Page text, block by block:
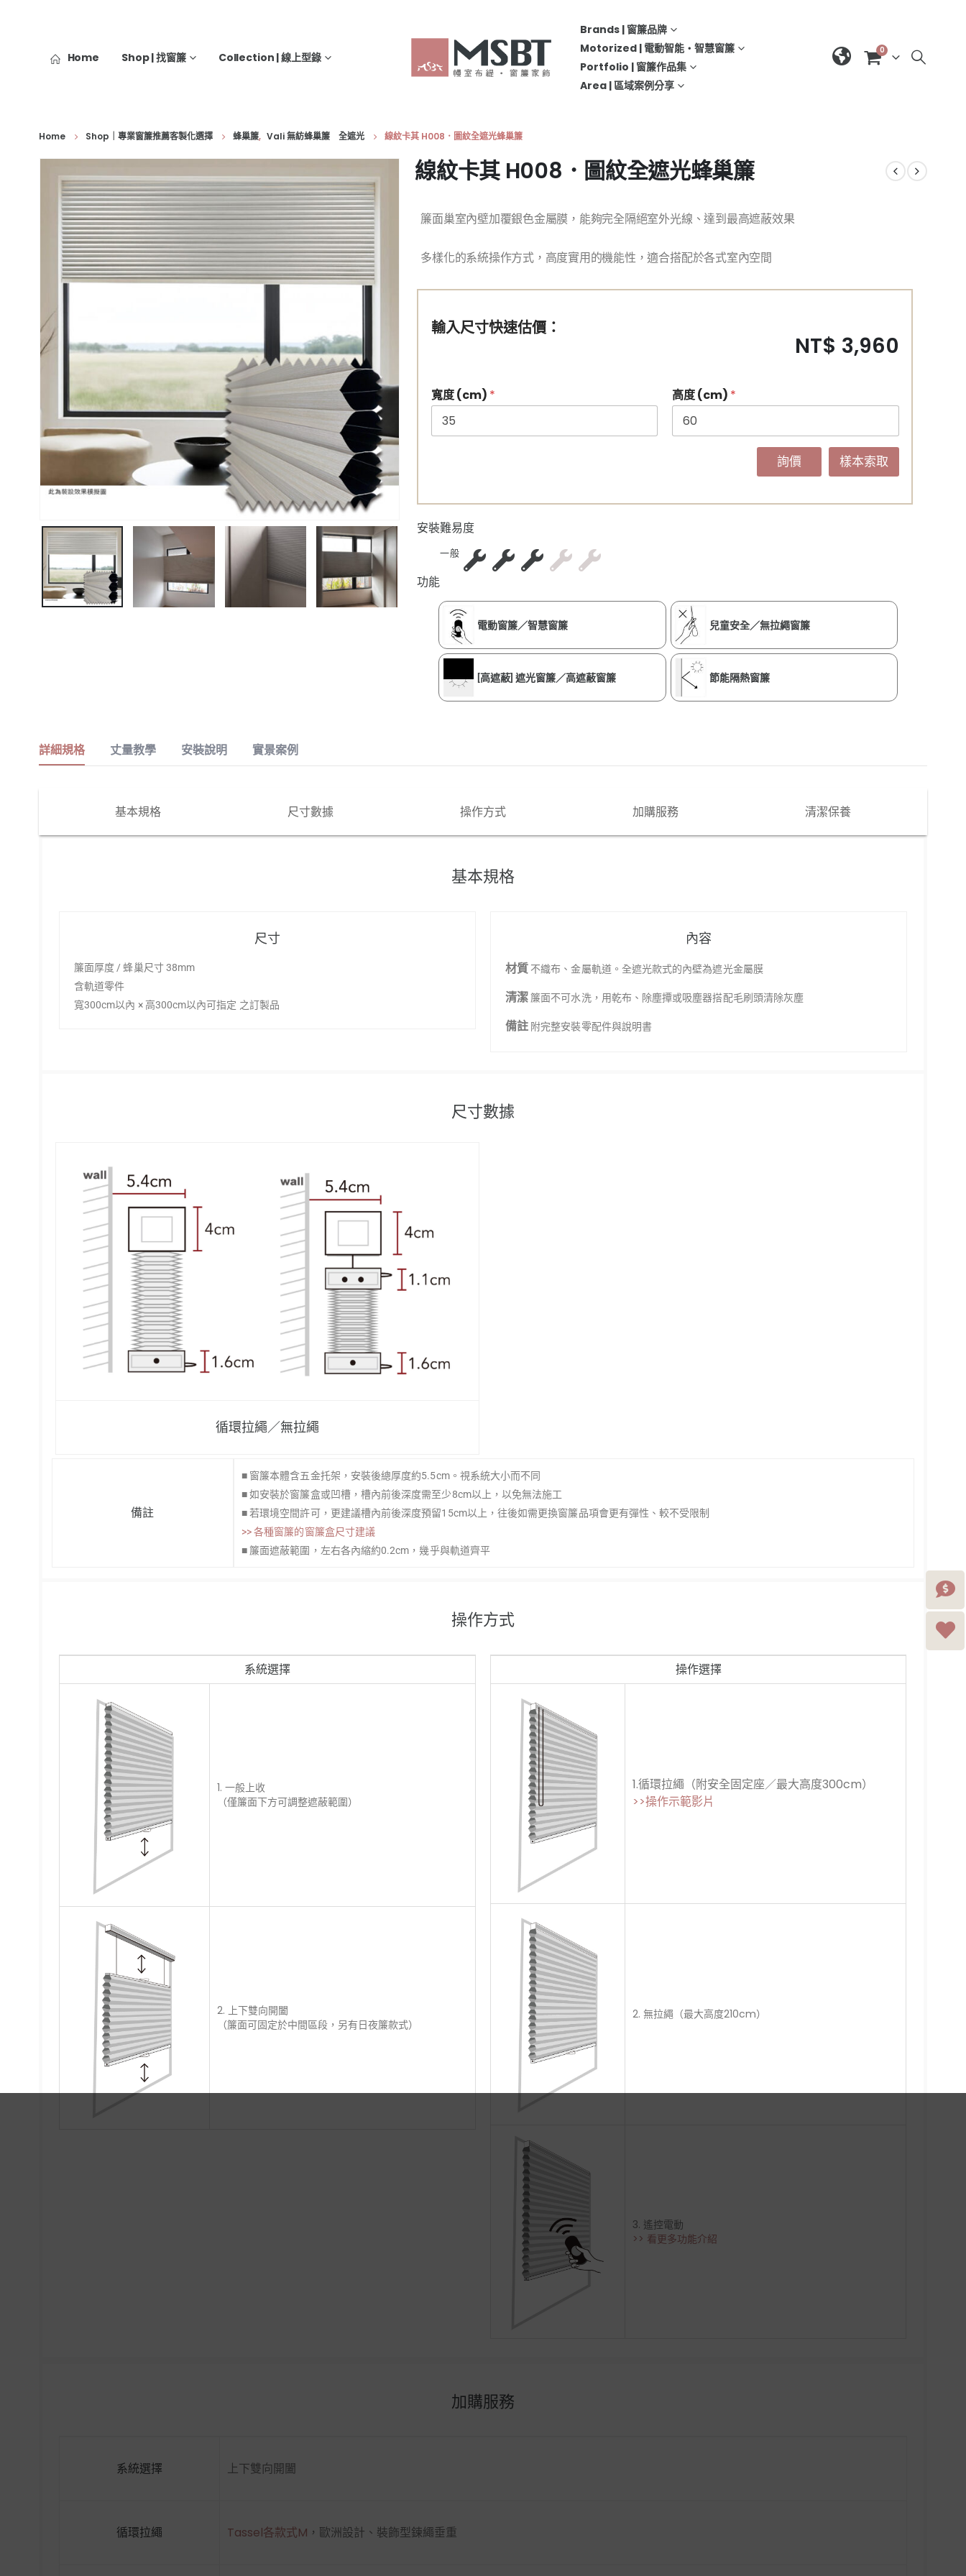
Home Shop | 找窗簾 Collection | 線上型錄
Brands | 窗簾品牌
Motorized | 電動智能‧智慧窗簾
Portfolio | 窗簾作品集
Area | 區域案例分享
0
Home Shop｜專業窗簾推薦客製化選擇 蜂巢簾, Vali 無紡蜂巢簾 全遮光 線紋卡其 H008．圖紋全遮光蜂巢簾
線紋卡其 H008．圖紋全遮光蜂巢簾
簾面巢室內壁加覆銀色金屬膜，能夠完全隔絕室外光線、達到最高遮蔽效果
多樣化的系統操作方式，高度實用的機能性，適合搭配於各式室內空間
輸入尺寸快速估價：
NT$ 3,960
寬度 (cm) * 高度 (cm) *
詢價 樣本索取
安裝難易度
一般
功能
電動窗簾／智慧窗簾 兒童安全／無拉繩窗簾
[高遮蔽] 遮光窗簾／高遮蔽窗簾 節能隔熱窗簾
詳細規格 丈量教學 安裝說明 實景案例
基本規格 尺寸數據 操作方式 加購服務 清潔保養
基本規格
尺寸
簾面厚度 / 蜂巢尺寸 38mm
含軌道零件
寬300cm以內 × 高300cm以內可指定 之訂製品
內容
材質 不織布、金屬軌道。全遮光款式的內壁為遮光金屬膜
清潔簾面不可水洗，用乾布、除塵撢或吸塵器搭配毛刷頭清除灰塵
備註 附完整安裝零配件與說明書
尺寸數據
循環拉繩／無拉繩
備註
■ 窗簾本體含五金托架，安裝後總厚度約5.5cm。視系統大小而不同
■ 如安裝於窗簾盒或凹槽，槽內前後深度需至少8cm以上，以免無法施工
■ 若環境空間許可，更建議槽內前後深度預留15cm以上，往後如需更換窗簾品項會更有彈性、較不受限制
>> 各種窗簾的窗簾盒尺寸建議
■ 簾面遮蔽範圍，左右各內縮約0.2cm，幾乎與軌道齊平
操作方式
系統選擇
1. 一般上收
（僅簾面下方可調整遮蔽範圍）
2. 上下雙向開闔
（簾面可固定於中間區段，另有日夜簾款式）
操作選擇
1.循環拉繩（附安全固定座／最大高度300cm）
>>操作示範影片
2. 無拉繩（最大高度210cm）
3. 遙控電動
>> 看更多功能介紹
加購服務
系統選擇 上下雙向開闔
循環拉繩 Tassel各款式M ，歐洲設計、裝飾型鍊繩垂重